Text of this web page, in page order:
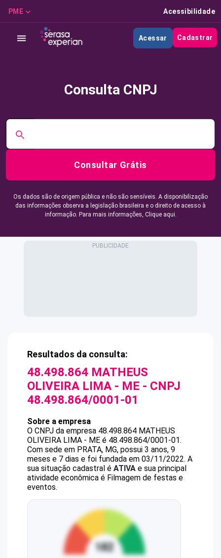
PME Acessibilidade
Acessar Cadastrar
Consulta CNPJ
Consultar Grátis
Os dados são de origem pública e não são sensíveis. A disponibilização
das informações observa a legislação brasileira e o direito de acesso à
informação. Para mais informações, Clique aqui.
Resultados da consulta:
48.498.864 MATHEUS
OLIVEIRA LIMA - ME - CNPJ
48.498.864/0001-01
Sobre a empresa
O CNPJ da empresa 48.498.864 MATHEUS
OLIVEIRA LIMA - ME é 48.498.864/0001-01.
Com sede em PRATA, MG, possui 3 anos, 9
meses e 7 dias e foi fundada em 03/11/2022. A
sua situação cadastral é ATIVA e sua principal
atividade econômica é Filmagem de festas e
eventos.